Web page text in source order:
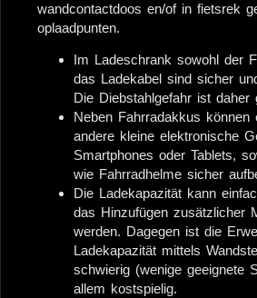
wandcontactdoos en/of in fietsrek
oplaadpunten.
Im Ladeschrank sowohl der
das Ladekabel sind sicher
Die Diebstahlgefahr ist daher
Neben Fahrradakkus können
andere kleine elektronische
Smartphones oder Tablets,
wie Fahrradhelme sicher
Die Ladekapazität kann
das Hinzufügen zusätzlicher
werden. Dagegen ist die
Ladekapazität mittels
schwierig (wenige geeignete
allem kostspielig.